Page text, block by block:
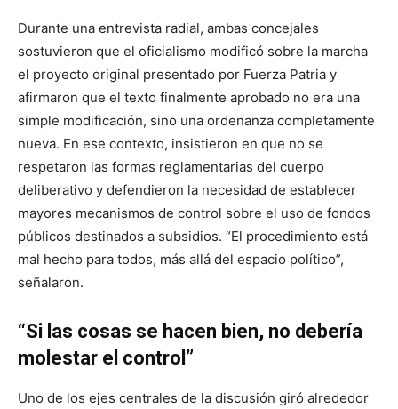
Durante una entrevista radial, ambas concejales
sostuvieron que el oficialismo modificó sobre la marcha
el proyecto original presentado por Fuerza Patria y
afirmaron que el texto finalmente aprobado no era una
simple modificación, sino una ordenanza completamente
nueva. En ese contexto, insistieron en que no se
respetaron las formas reglamentarias del cuerpo
deliberativo y defendieron la necesidad de establecer
mayores mecanismos de control sobre el uso de fondos
públicos destinados a subsidios. “El procedimiento está
mal hecho para todos, más allá del espacio político”,
señalaron.
“Si las cosas se hacen bien, no debería
molestar el control”
Uno de los ejes centrales de la discusión giró alrededor